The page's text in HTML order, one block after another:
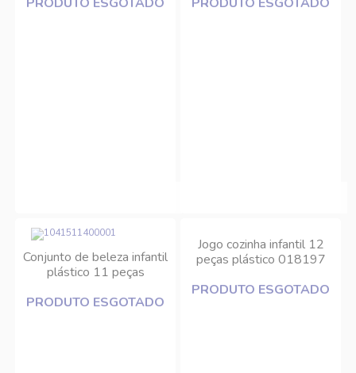
Conjunto de beleza infantil
plástico 11 peças
PRODUTO ESGOTADO
Jogo cozinha infantil 12
peças plástico 018197
PRODUTO ESGOTADO